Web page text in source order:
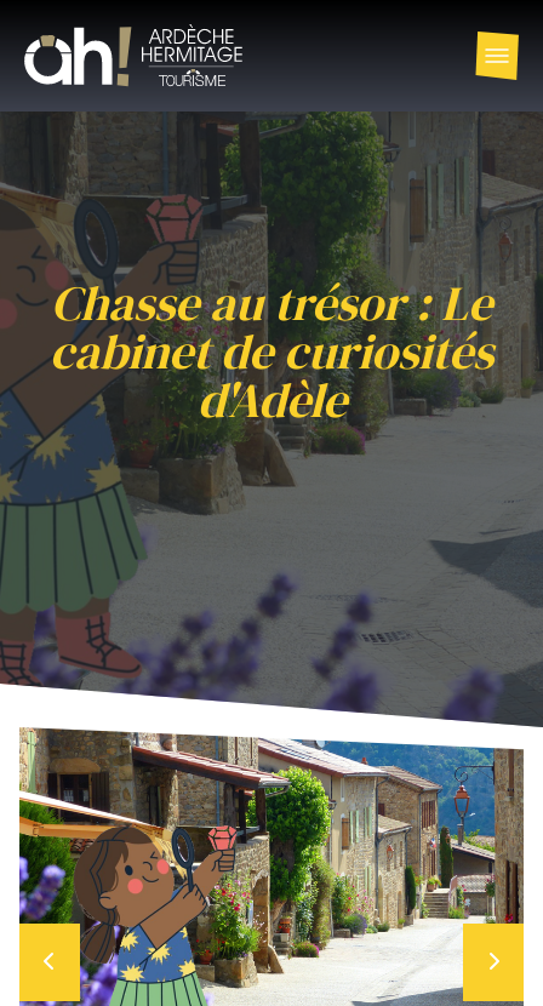
Chasse au trésor : Le
cabinet de curiosités
d'Adèle